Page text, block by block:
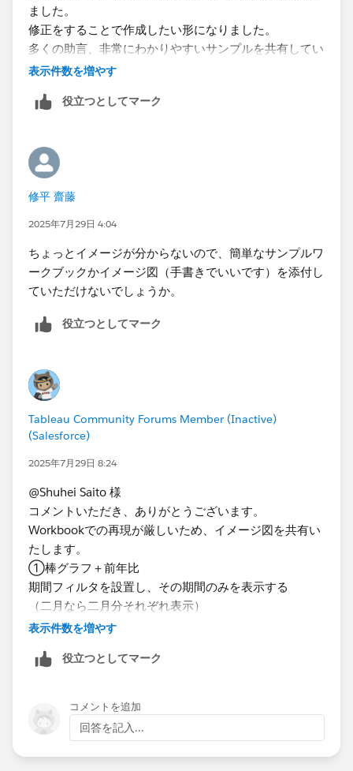
”選択年月の数量”（赤〇）の降順で並べるには、どのよ
うにすべきか、お知恵をお借りできますでしょうか。
よろしくお願いします。
ました。
修正をすることで作成したい形になりました。
多くの助言、非常にわかりやすいサンプルを共有してい
ただき、ありがとうございました。
表示件数を増やす
役立つとしてマーク
修平 齋藤
2025年7月29日 4:04
ちょっとイメージが分からないので、簡単なサンプルワ
ークブックかイメージ図（手書きでいいです）を添付し
ていただけないでしょうか。
役立つとしてマーク
Tableau Community Forums Member (Inactive)
(Salesforce)
2025年7月29日 8:24
@Shuhei Saito 様
コメントいただき、ありがとうございます。
Workbookでの再現が厳しいため、イメージ図を共有い
たします。
①棒グラフ＋前年比
期間フィルタを設置し、その期間のみを表示する
（二月なら二月分それぞれ表示）
表示件数を増やす
役立つとしてマーク
コメントを追加
回答を記入...